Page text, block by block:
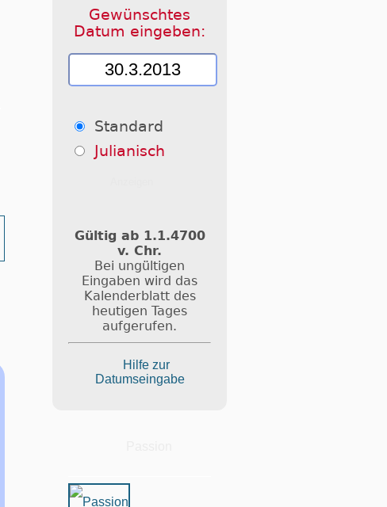
Gewünschtes
Datum eingeben:
Standard
Julianisch
Gültig ab 1.1.4700
v. Chr.
Bei ungültigen
Eingaben wird das
Kalenderblatt des
heutigen Tages
aufgerufen.
Hilfe zur
Datumseingabe